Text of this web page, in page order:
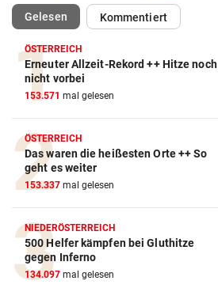
Gelesen(ausgewählt)Kommentiert
ÖSTERREICH
Erneuter Allzeit-Rekord ++ Hitze noch
nicht vorbei
153.571 mal gelesen
ÖSTERREICH
Das waren die heißesten Orte ++ So
geht es weiter
153.337 mal gelesen
NIEDERÖSTERREICH
500 Helfer kämpfen bei Gluthitze
gegen Inferno
134.097 mal gelesen